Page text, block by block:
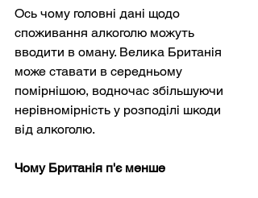
Ось чому головні дані щодо
споживання алкоголю можуть
вводити в оману. Велика Британія
може ставати в середньому
помірнішою, водночас збільшуючи
нерівномірність у розподілі шкоди
від алкоголю.
Чому Британія п'є менше